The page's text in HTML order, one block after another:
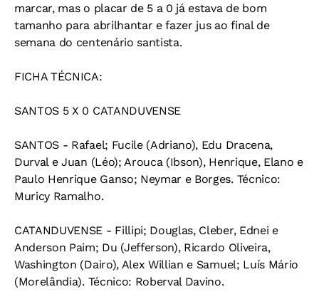
marcar, mas o placar de 5 a 0 já estava de bom
tamanho para abrilhantar e fazer jus ao final de
semana do centenário santista.
FICHA TÉCNICA:
SANTOS 5 X 0 CATANDUVENSE
SANTOS - Rafael; Fucile (Adriano), Edu Dracena,
Durval e Juan (Léo); Arouca (Ibson), Henrique, Elano e
Paulo Henrique Ganso; Neymar e Borges. Técnico:
Muricy Ramalho.
CATANDUVENSE - Fillipi; Douglas, Cleber, Ednei e
Anderson Paim; Du (Jefferson), Ricardo Oliveira,
Washington (Dairo), Alex Willian e Samuel; Luís Mário
(Morelândia). Técnico: Roberval Davino.